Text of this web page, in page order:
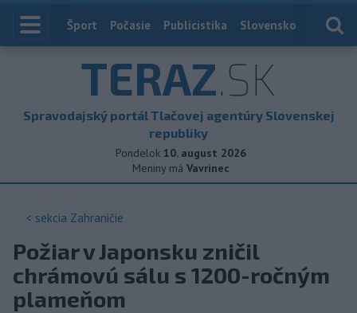
Index
Šport Počasie Publicistika Slovensko
TERAZ.SK
Spravodajský portál Tlačovej agentúry Slovenskej
republiky
Pondelok 10. august 2026
Meniny má Vavrinec
< sekcia Zahraničie
Požiar v Japonsku zničil
chrámovú sálu s 1200-ročným
plameňom